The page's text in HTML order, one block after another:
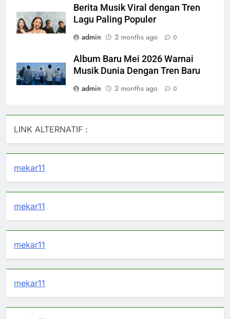
Berita Musik Viral dengan Tren
Lagu Paling Populer
admin
2 months ago 0
Album Baru Mei 2026 Warnai
Musik Dunia Dengan Tren Baru
admin
2 months ago 0
LINK ALTERNATIF :
mekar11
mekar11
mekar11
mekar11